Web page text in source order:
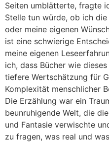
Seiten umblätterte, fragte
Stelle tun würde, ob ich
oder meine eigenen
ist eine schwierige
meine eigenen
ich, dass Bücher wie
tiefere Wertschätzung für
Komplexität menschlicher
Die Erzählung war ein
beunruhigende Welt, die
und Fantasie verwischte
zu fragen, was real und